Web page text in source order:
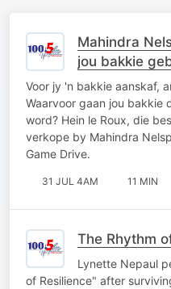
Mahindra
jou bakkie
Voor jy 'n bakkie aanskaf,
Waarvoor gaan jou bakkie
word? Hein le Roux, die
verkope by Mahindra
Game Drive.
31 JUL 4AM 11 MIN
The Rhythm
Lynette Nepaul
of Resilience" after